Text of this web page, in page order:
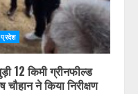
प्रदेश
12 किमी ग्रीनफील्ड
ने किया निरीक्षण